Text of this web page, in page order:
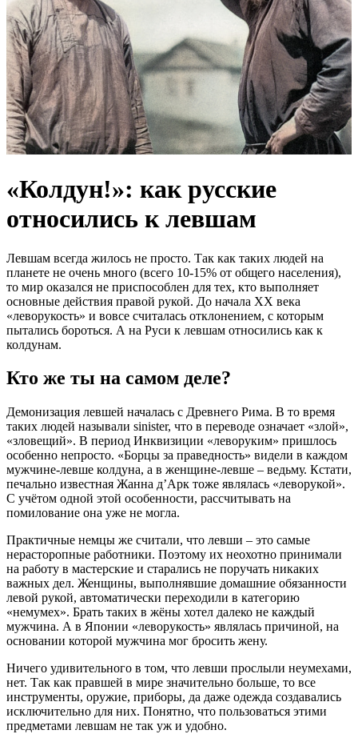
«Колдун!»: как русские
относились к левшам
Левшам всегда жилось не просто. Так как таких людей на
планете не очень много (всего 10-15% от общего населения),
то мир оказался не приспособлен для тех, кто выполняет
основные действия правой рукой. До начала XX века
«леворукость» и вовсе считалась отклонением, с которым
пытались бороться. А на Руси к левшам относились как к
колдунам.
Кто же ты на самом деле?
Демонизация левшей началась с Древнего Рима. В то время
таких людей называли sinister, что в переводе означает «злой»,
«зловещий». В период Инквизиции «леворуким» пришлось
особенно непросто. «Борцы за праведность» видели в каждом
мужчине-левше колдуна, а в женщине-левше – ведьму. Кстати,
печально известная Жанна д’Арк тоже являлась «леворукой».
С учётом одной этой особенности, рассчитывать на
помилование она уже не могла.
Практичные немцы же считали, что левши – это самые
нерасторопные работники. Поэтому их неохотно принимали
на работу в мастерские и старались не поручать никаких
важных дел. Женщины, выполнявшие домашние обязанности
левой рукой, автоматически переходили в категорию
«немумех». Брать таких в жёны хотел далеко не каждый
мужчина. А в Японии «леворукость» являлась причиной, на
основании которой мужчина мог бросить жену.
Ничего удивительного в том, что левши прослыли неумехами,
нет. Так как правшей в мире значительно больше, то все
инструменты, оружие, приборы, да даже одежда создавались
исключительно для них. Понятно, что пользоваться этими
предметами левшам не так уж и удобно.